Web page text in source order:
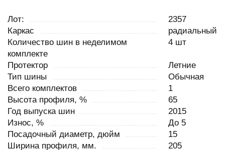
Лот:
2357
Каркас
радиальный
Количество шин в неделимом
комплекте
4 шт
Протектор
Летние
Тип шины
Обычная
Всего комплектов
1
Высота профиля, %
65
Год выпуска шин
2015
Износ, %
До 5
Посадочный диаметр, дюйм
15
Ширина профиля, мм.
205